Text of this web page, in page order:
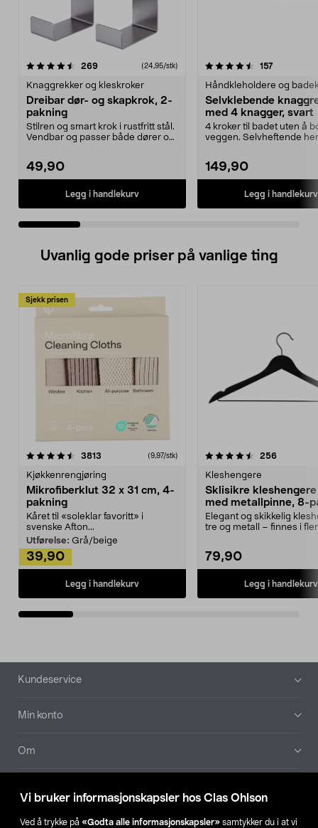
Vi bruker informasjonskapsler hos Clas Ohlson
Ved å trykke på «Godta alle informasjonskapsler» samtykker du i at vi
269anmeldelser(24,95/stk)
Knaggrekker og kleskroker
Dreibar dør- og skapkrok, 2-
pakning
Stilren og smart krok i rustfritt stål.
Vendbar og passer både dører og
49,90
Legg i handlekurv
4.5 av 5 stjerner 157
Håndkleholdere og
Selvklebende
med 4 knagger, svart
4 kroker til badet uten å
veggen. Selvheftende
149,90
Legg i handlekurv
3.5 av 5 stjerner
Uvanlig gode priser på vanlige ting
Sjekk prisen
3813 anmeldelser(9,97/stk)
Kjøkkenrengjøring
Mikrofiberklut 32 x 31 cm, 4-
pakning
Kåret til «soleklar favoritt» i
svenske Afton...
Utførelse: Grå/beige
39,90
Legg i handlekurv
4.5av 5 stjerner 256
Kleshengere
Sklisikre
med metallpinne, 8-
Elegant og skikkelig
tre og metall – finnes i
79,90
Legg i handlekurv
4.5av 5 stjerner
Bunntekst
Kundeservice
Min konto
Om
Våre selskaper